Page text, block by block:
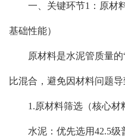
一、关键环节1：原材料
基础性能）
原材料是水泥管质量的“
比混合，避免因材料问题
1.原材料筛选（核心材
水泥：优先选用42.5级